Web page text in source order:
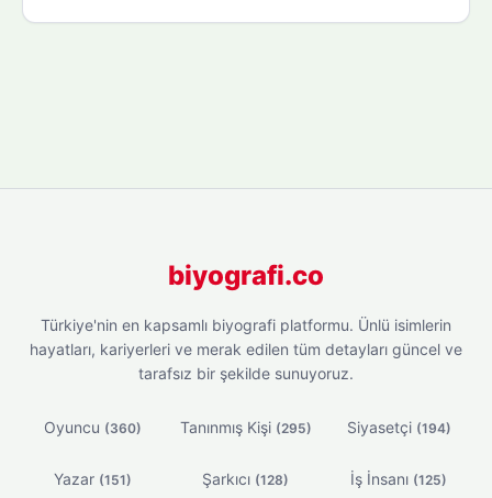
biyografi.co
Türkiye'nin en kapsamlı biyografi platformu. Ünlü isimlerin
hayatları, kariyerleri ve merak edilen tüm detayları güncel ve
tarafsız bir şekilde sunuyoruz.
Oyuncu (360) Tanınmış Kişi (295) Siyasetçi (194)
Yazar (151) Şarkıcı (128) İş İnsanı (125)